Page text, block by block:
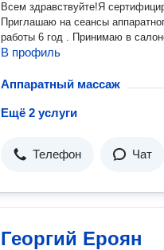
Всем здравствуйте!Я
Приглашаю на сеансы
работы 6 год . Принимаю в
В профиль
Аппаратный массаж
Ещё 2 услуги
Телефон Чат
Георгий Ероян